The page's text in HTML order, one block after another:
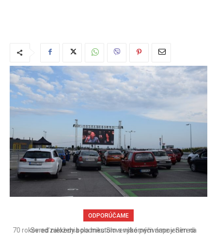
ODPORÚČAME
Sereď niekedy bola mestom s výborným napojením na